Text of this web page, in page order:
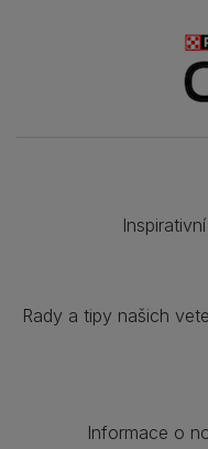
Rady a tipy našich
Informace o